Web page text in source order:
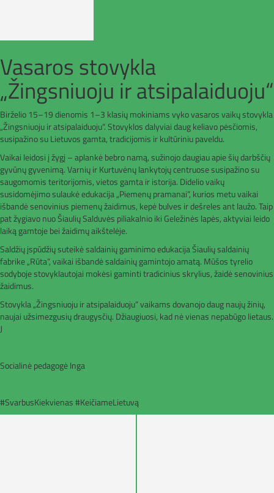
Vasaros stovykla
„Žingsniuoju ir atsipalaiduoju“
Birželio 15–19 dienomis 1–3 klasių mokiniams vyko vasaros vaikų stovykla
„Žingsniuoju ir atsipalaiduoju“. Stovyklos dalyviai daug keliavo pėsčiomis,
susipažino su Lietuvos gamta, tradicijomis ir kultūriniu paveldu.
Vaikai leidosi į žygį – aplankė bebro namą, sužinojo daugiau apie šių darbščių
gyvūnų gyvenimą. Varnių ir Kurtuvėnų lankytojų centruose susipažino su
saugomomis teritorijomis, vietos gamta ir istorija. Didelio vaikų
susidomėjimo sulaukė edukacija „Piemenų pramanai“, kurios metu vaikai
išbandė senovinius piemenų žaidimus, kepė bulves ir dešreles ant laužo. Taip
pat žygiavo nuo Šiaulių Salduvės piliakalnio iki Geležinės lapės, aktyviai leido
laiką gamtoje bei žaidimų aikštelėje.
Saldžių įspūdžių suteikė saldainių gaminimo edukacija Šiaulių saldainių
fabrike „Rūta“, vaikai išbandė saldainių gamintojo amatą. Mūšos tyrelio
sodyboje stovyklautojai mokėsi gaminti tradicinius skrylius, žaidė senovinius
žaidimus.
Stovykla „Žingsniuoju ir atsipalaiduoju“ vaikams dovanojo daug naujų žinių,
naujai užsimezgusių draugysčių. Džiaugiuosi, kad nė vienas nepabūgo lietaus.
J
Socialinė pedagogė Inga
#SvarbusKiekvienas #KeičiameLietuvą